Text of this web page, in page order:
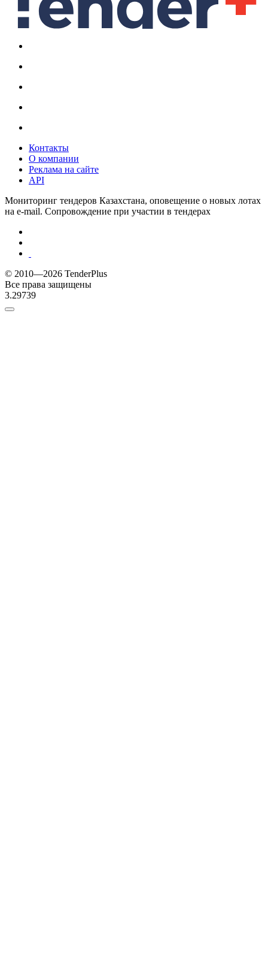
Контакты
О компании
Реклама на сайте
API
Мониторинг тендеров Казахстана, оповещение о новых лотах
на e-mail. Сопровождение при участии в тендерах
© 2010—2026 TenderPlus
Все права защищены
3.29739